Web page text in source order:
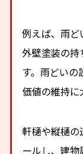
例えば、雨ど
外壁塗装の持
す。雨どいの
価値の維持に
軒樋や縦樋の
ールし、建物